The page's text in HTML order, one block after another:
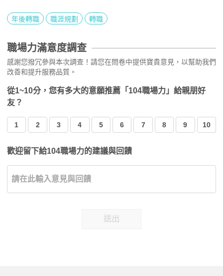
年後轉職 職涯規劃 轉職
職場力滿意度調查
感謝您撥冗參與本次調查！請您在問卷中提供寶貴意見，以幫助我們
改善和提升服務品質。
從1~10分，您有多大的意願推薦「104職場力」給親朋好
友？
1 2 3 4 5 6 7 8 9 10
歡迎留下給104職場力的建議與回饋
送出